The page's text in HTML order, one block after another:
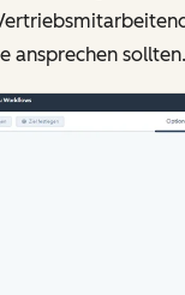
ansprechen sollten.